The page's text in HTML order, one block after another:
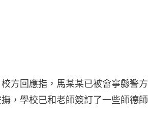
方回應指，馬某某已被會寧縣警
，學校已和老師簽訂了一些師德